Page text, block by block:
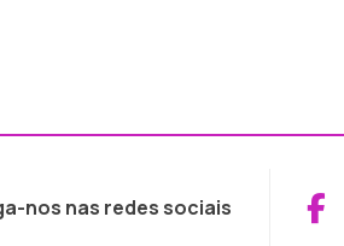
nos nas redes sociais